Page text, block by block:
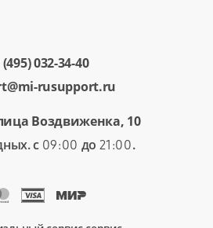
(495) 032-34-40
rusupport.ru
Воздвиженка, 10
с 09:00 до 21:00.